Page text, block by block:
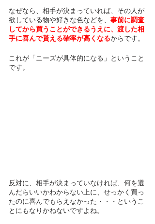
なぜなら、相手が決まっていれば、その人が
欲している物や好きな色などを、 事前に調査
してから買うことができるうえに、渡した相
手に喜んで貰える確率が高くなるからです。
これが「ニーズが具体的になる」ということ
です。
反対に、相手が決まっていなければ、何を選
んだらいいかわからない上に、せっかく買っ
たのに喜んでもらえなかった・・・というこ
とにもなりかねないですよね。